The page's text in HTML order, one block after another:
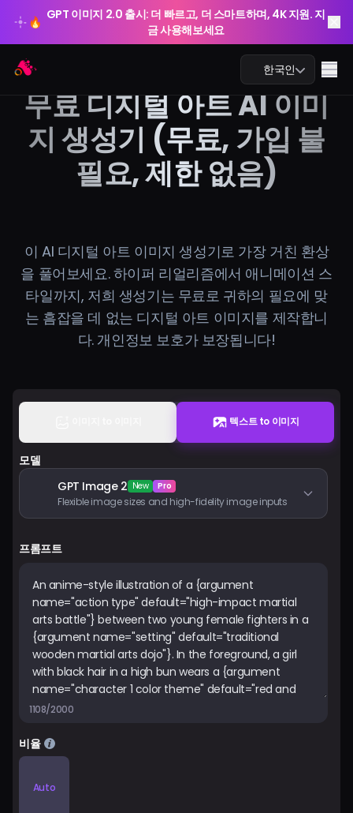
🔥 GPT 이미지 2.0 출시: 더 빠르고, 더 스마트하며, 4K 지원. 지
금 사용해보세요
한국인
AI 이미지
AI 비디오
AI 도구
🔥
GPT 이미지 2.0 출시: 더 빠르고, 더 스마트하며, 4K 지원. 지
무료 디지털 아트 AI 이미
지 생성기 (무료, 가입 불
필요, 제한 없음)
이 AI 디지털 아트 이미지 생성기로 가장 거친 환상
을 풀어보세요. 하이퍼 리얼리즘에서 애니메이션 스
타일까지, 저희 생성기는 무료로 귀하의 필요에 맞
는 흠잡을 데 없는 디지털 아트 이미지를 제작합니
다. 개인정보 보호가 보장됩니다!
텍스트 to 이미지
모델
GPT Image 2 New Pro
Flexible image sizes and high-fidelity image inputs
프롬프트
1108/2000
비율
Auto